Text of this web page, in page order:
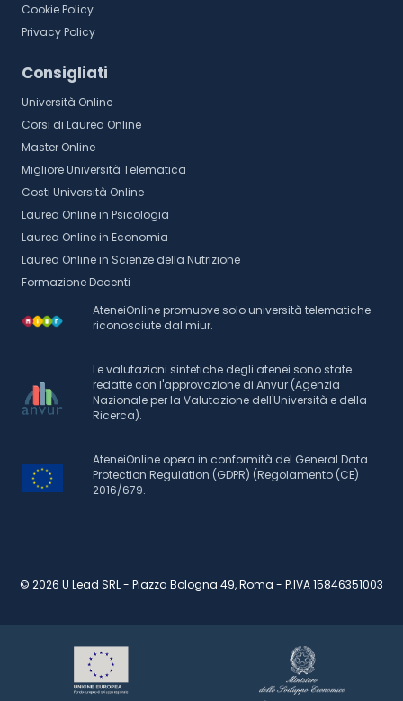
Cookie Policy
Privacy Policy
Consigliati
Università Online
Corsi di Laurea Online
Master Online
Migliore Università Telematica
Costi Università Online
Laurea Online in Psicologia
Laurea Online in Economia
Laurea Online in Scienze della Nutrizione
Formazione Docenti
AteneiOnline promuove solo università telematiche
riconosciute dal miur.
Le valutazioni sintetiche degli atenei sono state
redatte con l'approvazione di Anvur (Agenzia
Nazionale per la Valutazione dell'Università e della
Ricerca).
AteneiOnline opera in conformità del General Data
Protection Regulation (GDPR) (Regolamento (CE)
2016/679.
© 2026 U Lead SRL - Piazza Bologna 49, Roma - P.IVA 15846351003